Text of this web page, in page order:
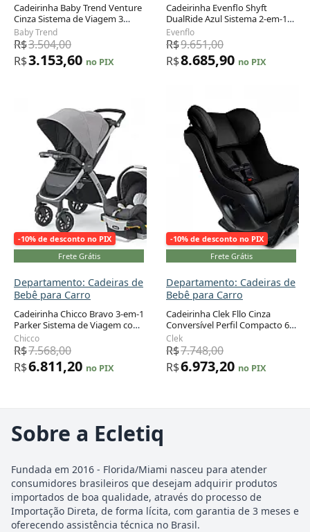
Cadeirinha Baby Trend Venture
Cinza Sistema de Viagem 3
Rodas com EZ-LIFT
Baby Trend
R$3.504,00
R$3.153,60 no PIX
Cadeirinha Evenflo Shyft
DualRide Azul Sistema 2-em-1
com Carrinho Integrado 1,4 a
13,6 kg
Evenflo
R$9.651,00
R$8.685,90 no PIX
-10% de desconto no PIX
Frete Grátis
Departamento: Cadeiras de
Bebê para Carro
Cadeirinha Chicco Bravo 3-em-1
Parker Sistema de Viagem com
Base ISOFIX 1,8 a 13,6 kg
Adicionar ao carrinho
Chicco
R$7.568,00
R$6.811,20 no PIX
-10% de desconto no PIX
Frete Grátis
Departamento: Cadeiras de
Bebê para Carro
Cadeirinha Clek Fllo Cinza
Conversível Perfil Compacto 6,4
a 29,5 kg
Adicionar ao carrinho
Clek
R$7.748,00
R$6.973,20 no PIX
Sobre a Ecletiq
Fundada em 2016 - Florida/Miami nasceu para atender
consumidores brasileiros que desejam adquirir produtos
importados de boa qualidade, através do processo de
Importação Direta, de forma lícita, com garantia de 3 meses e
oferecendo assistência técnica no Brasil.